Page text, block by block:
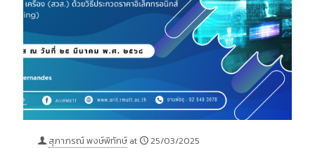
สุภาภรณ์ พงษ์พิทักษ์ at 25/03/2025